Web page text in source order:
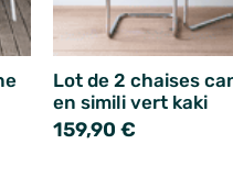
Lot de 2 chaises
en simili vert kaki
159,90 €